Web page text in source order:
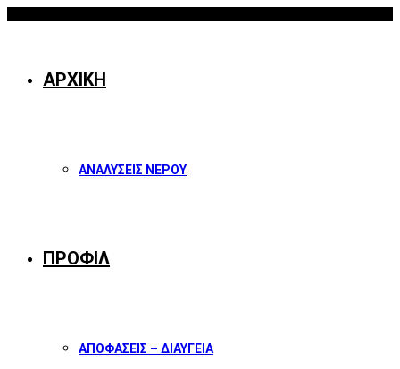
ΑΡΧΙΚΗ
ΑΝΑΛΥΣΕΙΣ ΝΕΡΟΥ
ΠΡΟΦΙΛ
ΑΠΟΦΑΣΕΙΣ – ΔΙΑΥΓΕΙΑ